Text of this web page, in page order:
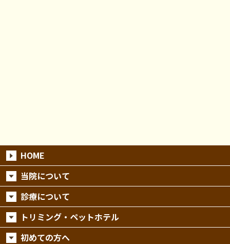
HOME
当院について
診療について
トリミング・ペットホテル
初めての方へ